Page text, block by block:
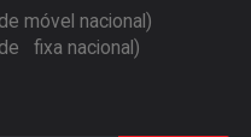
móvel nacional)
fixa nacional)